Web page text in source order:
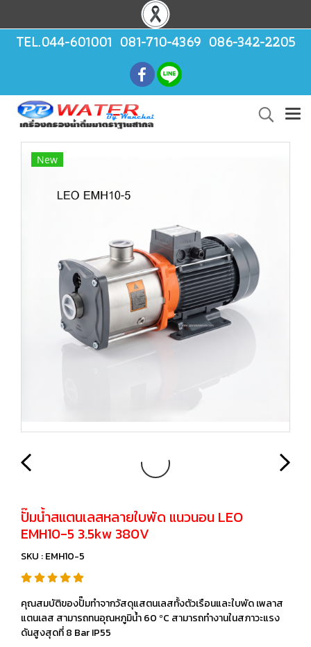
TEL.044-601001 081-710-4369 086-342-2205
New
ปั๊มน้ำสแตนเลสหลายใบพัด แนวนอน LEO
EMH10-5 3.5kw 380V
SKU : EMH10-5
คุณสมบัติของปั๊มทำจากวัสดุแสตนเลสทั้งตัวเรือนและใบพัด เพลาส
แตนเลส สามารถทนอุณหภูมินํ้า 60 ºC สามารถทำงานในสภาวะแรง
ดันสูงสุดที่ 8 Bar IP55